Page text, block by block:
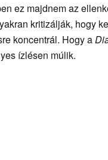
ez majdnem az
kritizálják, hogy
koncentrál. Hogy a
ízlésen múlik.